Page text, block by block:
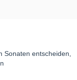
Sonaten entscheiden,